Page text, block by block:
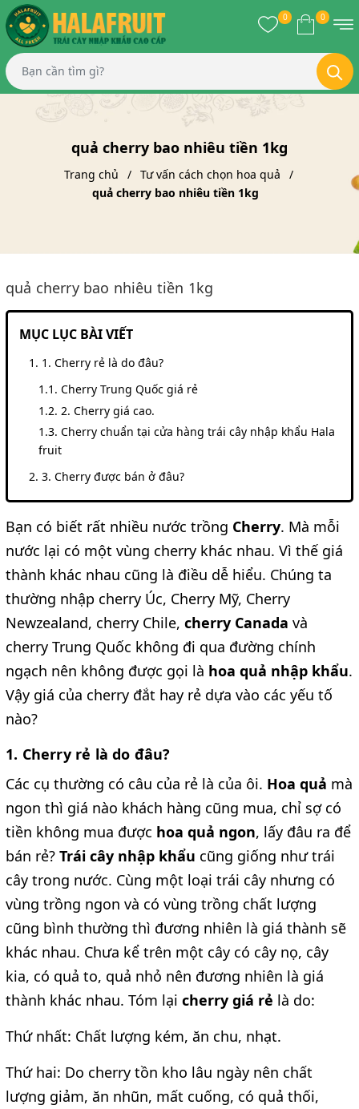
0 0
quả cherry bao nhiêu tiền 1kg
Trang chủ
Tư vấn cách chọn hoa quả
quả cherry bao nhiêu tiền 1kg
quả cherry bao nhiêu tiền 1kg
MỤC LỤC BÀI VIẾT
1. Cherry rẻ là do đâu?
Cherry Trung Quốc giá rẻ
2. Cherry giá cao.
Cherry chuẩn tại cửa hàng trái cây nhập khẩu Hala
fruit
3. Cherry được bán ở đâu?
Bạn có biết rất nhiều nước trồng Cherry. Mà mỗi
nước lại có một vùng cherry khác nhau. Vì thế giá
thành khác nhau cũng là điều dễ hiểu. Chúng ta
thường nhập cherry Úc, Cherry Mỹ, Cherry
Newzealand, cherry Chile, cherry Canada và
cherry Trung Quốc không đi qua đường chính
ngạch nên không được gọi là hoa quả nhập khẩu.
Vậy giá của cherry đắt hay rẻ dựa vào các yếu tố
nào?
1. Cherry rẻ là do đâu?
Các cụ thường có câu của rẻ là của ôi. Hoa quả mà
ngon thì giá nào khách hàng cũng mua, chỉ sợ có
tiền không mua được hoa quả ngon, lấy đâu ra để
bán rẻ? Trái cây nhập khẩu cũng giống như trái
cây trong nước. Cùng một loại trái cây nhưng có
vùng trồng ngon và có vùng trồng chất lượng
cũng bình thường thì đương nhiên là giá thành sẽ
khác nhau. Chưa kể trên một cây có cây nọ, cây
kia, có quả to, quả nhỏ nên đương nhiên là giá
thành khác nhau. Tóm lại cherry giá rẻ là do:
Thứ nhất: Chất lượng kém, ăn chu, nhạt.
Thứ hai: Do cherry tồn kho lâu ngày nên chất
lượng giảm, ăn nhũn, mất cuống, có quả thối,